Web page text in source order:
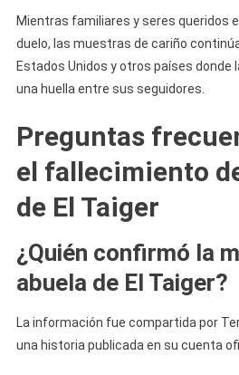
Mientras familiares y seres queridos
duelo, las muestras de cariño
Estados Unidos y otros países donde
una huella entre sus seguidores.
Preguntas
el fallecimiento
de El Taiger
¿Quién confirmó la
abuela de El Taiger?
La información fue compartida por
una historia publicada en su cuenta